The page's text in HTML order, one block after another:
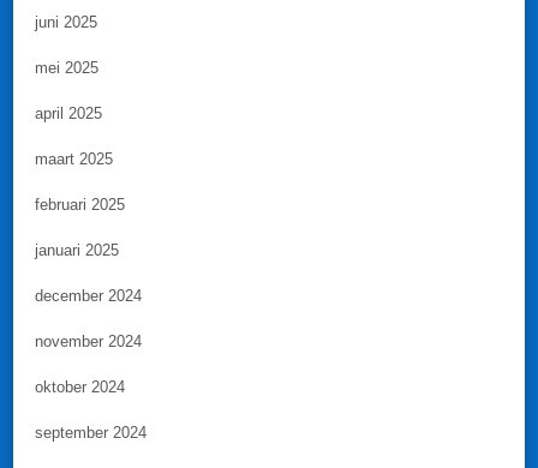
juni 2025
mei 2025
april 2025
maart 2025
februari 2025
januari 2025
december 2024
november 2024
oktober 2024
september 2024